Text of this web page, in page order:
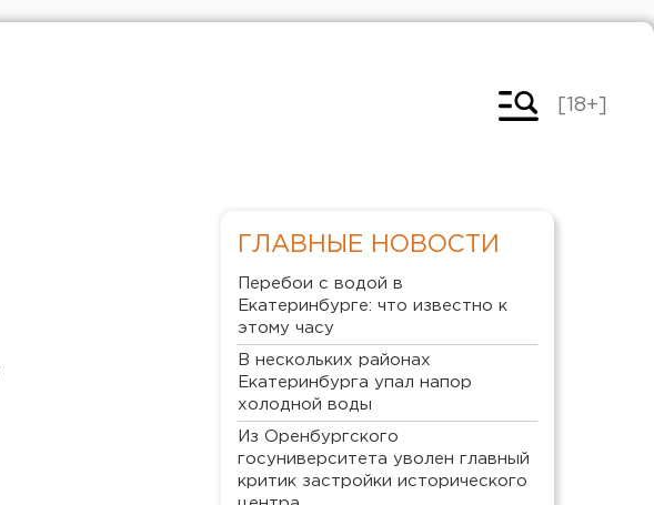
[18+]
ГЛАВНЫЕ НОВОСТИ
Перебои с водой в
Екатеринбурге: что известно к
этому часу
В нескольких районах
Екатеринбурга упал напор
холодной воды
Из Оренбургского
госуниверситета уволен главный
критик застройки исторического